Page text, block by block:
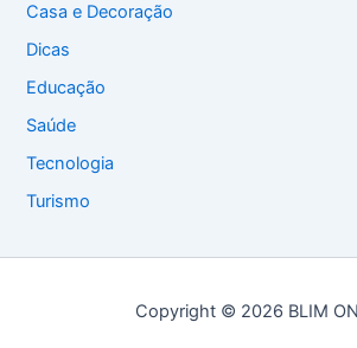
Casa e Decoração
Dicas
Educação
Saúde
Tecnologia
Turismo
Copyright © 2026 BLIM